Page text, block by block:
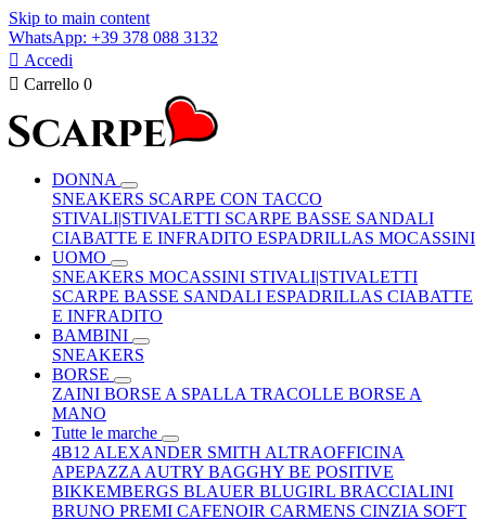
Skip to main content
WhatsApp: +39 378 088 3132
 Accedi
 Carrello 0
DONNA
SNEAKERS SCARPE CON TACCO
STIVALI|STIVALETTI SCARPE BASSE SANDALI
CIABATTE E INFRADITO ESPADRILLAS MOCASSINI
UOMO
SNEAKERS MOCASSINI STIVALI|STIVALETTI
SCARPE BASSE SANDALI ESPADRILLAS CIABATTE
E INFRADITO
BAMBINI
SNEAKERS
BORSE
ZAINI BORSE A SPALLA TRACOLLE BORSE A
MANO
Tutte le marche
4B12 ALEXANDER SMITH ALTRAOFFICINA
APEPAZZA AUTRY BAGGHY BE POSITIVE
BIKKEMBERGS BLAUER BLUGIRL BRACCIALINI
BRUNO PREMI CAFENOIR CARMENS CINZIA SOFT